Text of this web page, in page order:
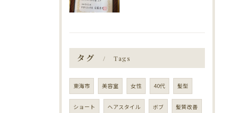
タグ Tags
東海市 美容室 女性 40代 髪型
ショート ヘアスタイル ボブ 髪質改善